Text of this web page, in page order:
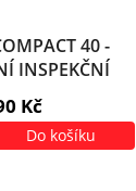
40 -
INSPEKČNÍ
Kč
Do košíku